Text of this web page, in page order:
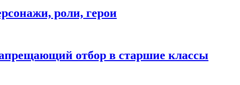
роли, герои
отбор в старшие классы